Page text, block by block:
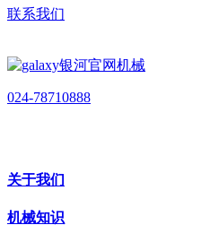
联系我们
024-78710888
关于我们
机械知识